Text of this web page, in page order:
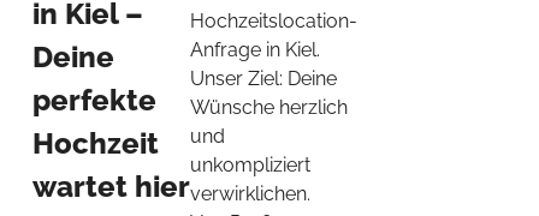
in Kiel –
Deine
perfekte
Hochzeit
wartet hier
Hochzeitslocation-
Anfrage in Kiel.
Unser Ziel: Deine
Wünsche herzlich
und
unkompliziert
verwirklichen.